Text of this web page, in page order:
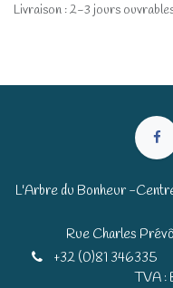
Livraison : 2-3 jours
L'Arbre du Bonheur -
Rue Charles
+32 (0)81 346335
TVA :